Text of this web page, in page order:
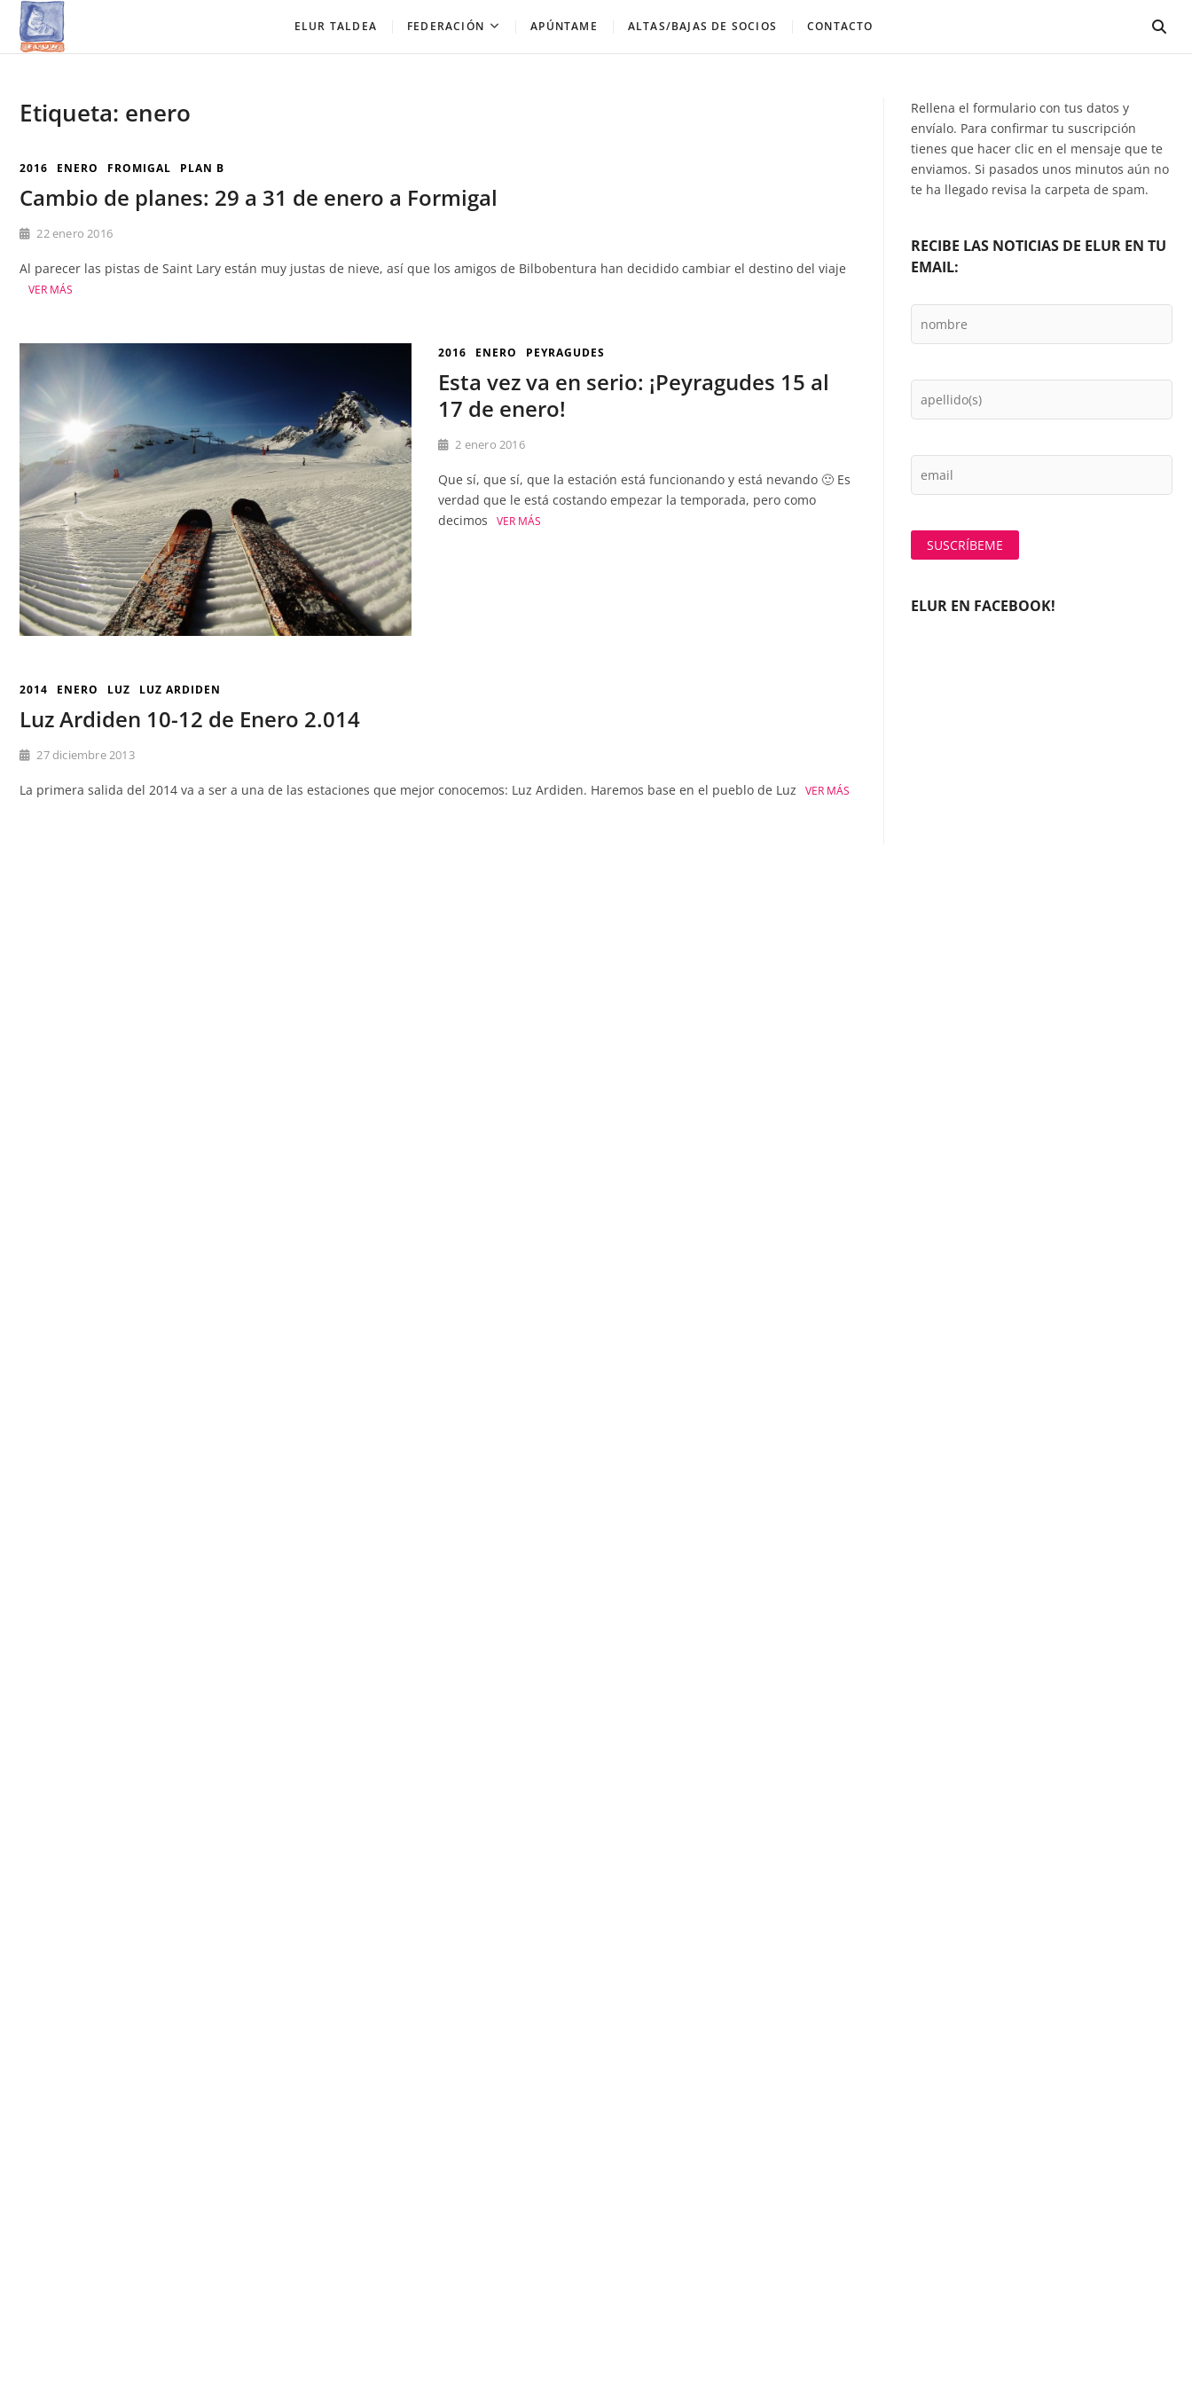
Saltar
contenido
ELUR TALDEA FEDERACIÓN APÚNTAME ALTAS/BAJAS DE SOCIOS CONTACTO
Etiqueta: enero
2016 ENERO FROMIGAL PLAN B
Cambio de planes: 29 a 31 de enero a Formigal
22 enero 2016
Al parecer las pistas de Saint Lary están muy justas de nieve, así que los amigos de Bilbobentura han decidido cambiar el destino del viaje
VER MÁS
2016 ENERO PEYRAGUDES
Esta vez va en serio: ¡Peyragudes 15 al
17 de enero!
2 enero 2016
Que sí, que sí, que la estación está funcionando y está nevando 🙂 Es
verdad que le está costando empezar la temporada, pero como
decimos
VER MÁS
2014 ENERO LUZ LUZ ARDIDEN
Luz Ardiden 10-12 de Enero 2.014
27 diciembre 2013
La primera salida del 2014 va a ser a una de las estaciones que mejor conocemos: Luz Ardiden. Haremos base en el pueblo de Luz VER MÁS
Rellena el formulario con tus datos y
envíalo. Para confirmar tu suscripción
tienes que hacer clic en el mensaje que te
enviamos. Si pasados unos minutos aún no
te ha llegado revisa la carpeta de spam.
RECIBE LAS NOTICIAS DE ELUR EN TU
EMAIL:
ELUR EN FACEBOOK!